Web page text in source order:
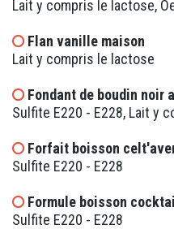
Lait y compris le lactose,
Flan vanille maison
Lait y compris le lactose
Fondant de boudin noir
Sulfite E220 - E228, Lait y
Forfait boisson
Sulfite E220 - E228
Formule boisson
Sulfite E220 - E228